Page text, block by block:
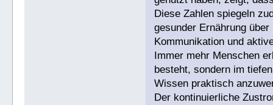
Diese Zahlen spiegeln
gesunder Ernährung
Kommunikation und
Immer mehr Menschen
besteht, sondern im
Wissen praktisch
Der kontinuierliche